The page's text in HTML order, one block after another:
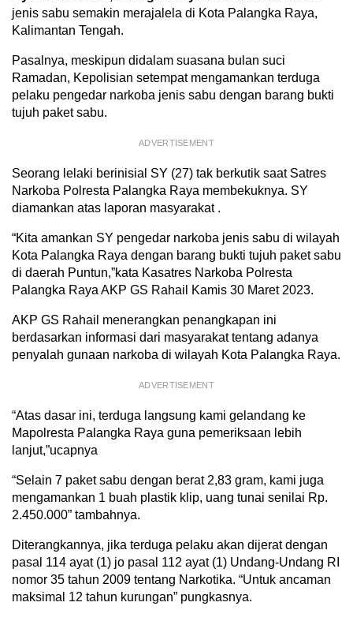
jenis sabu semakin merajalela di Kota Palangka Raya,
Kalimantan Tengah.
Pasalnya, meskipun didalam suasana bulan suci
Ramadan, Kepolisian setempat mengamankan terduga
pelaku pengedar narkoba jenis sabu dengan barang bukti
tujuh paket sabu.
ADVERTISEMENT
Seorang lelaki berinisial SY (27) tak berkutik saat Satres
Narkoba Polresta Palangka Raya membekuknya. SY
diamankan atas laporan masyarakat .
“Kita amankan SY pengedar narkoba jenis sabu di wilayah
Kota Palangka Raya dengan barang bukti tujuh paket sabu
di daerah Puntun,”kata Kasatres Narkoba Polresta
Palangka Raya AKP GS Rahail Kamis 30 Maret 2023.
AKP GS Rahail menerangkan penangkapan ini
berdasarkan informasi dari masyarakat tentang adanya
penyalah gunaan narkoba di wilayah Kota Palangka Raya.
ADVERTISEMENT
“Atas dasar ini, terduga langsung kami gelandang ke
Mapolresta Palangka Raya guna pemeriksaan lebih
lanjut,”ucapnya
“Selain 7 paket sabu dengan berat 2,83 gram, kami juga
mengamankan 1 buah plastik klip, uang tunai senilai Rp.
2.450.000” tambahnya.
Diterangkannya, jika terduga pelaku akan dijerat dengan
pasal 114 ayat (1) jo pasal 112 ayat (1) Undang-Undang RI
nomor 35 tahun 2009 tentang Narkotika. “Untuk ancaman
maksimal 12 tahun kurungan” pungkasnya.